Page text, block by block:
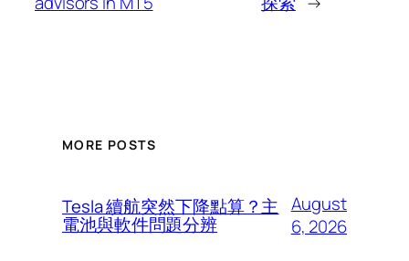
MORE POSTS
Tesla 續航突然下降點算？主
電池與軟件問題分辨
August
6, 2026